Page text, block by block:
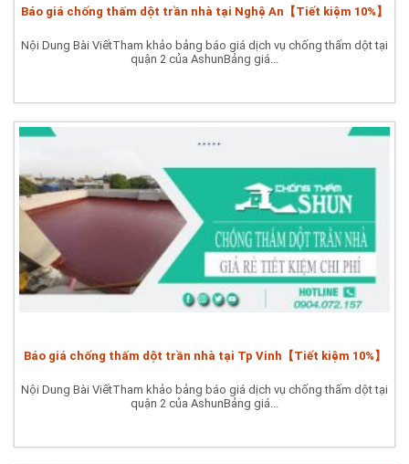
Báo giá chống thấm dột trần nhà tại Nghệ An【Tiết kiệm 10%】
Nội Dung Bài ViếtTham khảo bảng báo giá dịch vụ chống thấm dột tại
quận 2 của AshunBảng giá...
Báo giá chống thấm dột trần nhà tại Tp Vinh【Tiết kiệm 10%】
Nội Dung Bài ViếtTham khảo bảng báo giá dịch vụ chống thấm dột tại
quận 2 của AshunBảng giá...